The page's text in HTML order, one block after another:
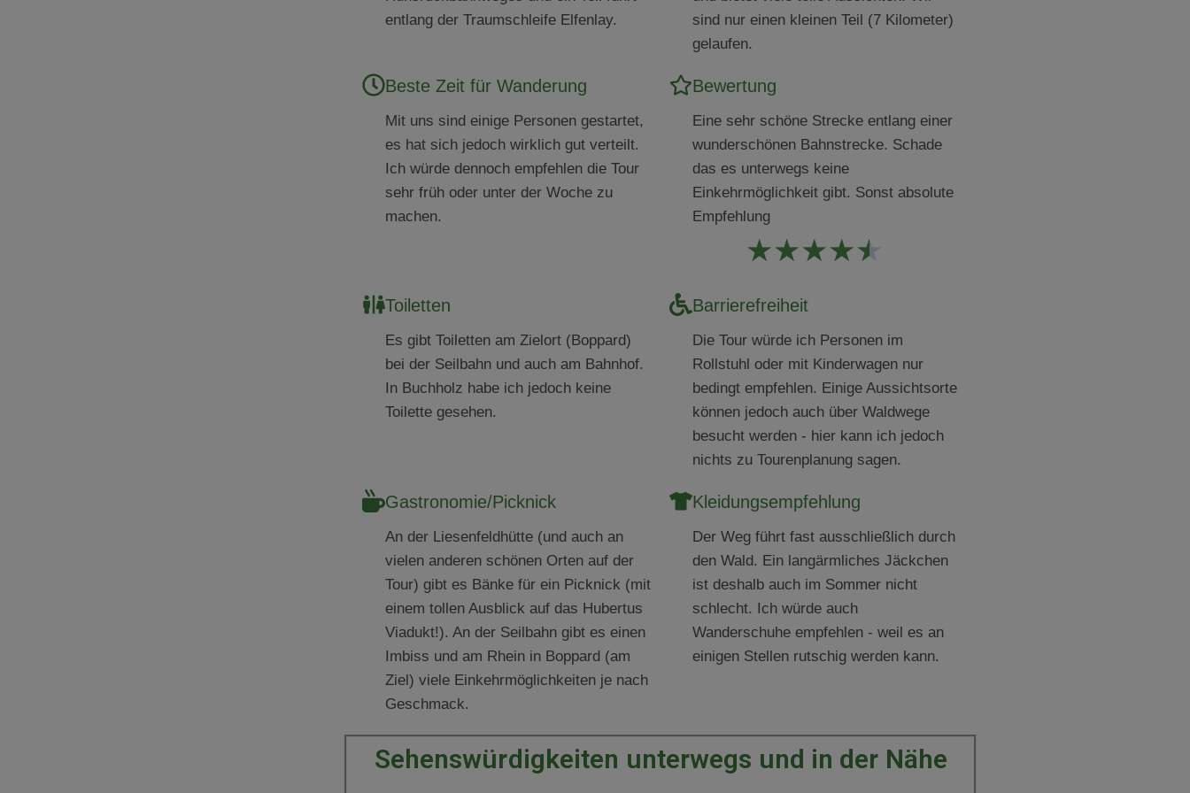
entlang der Traumschleife Elfenlay.
sind nur einen kleinen Teil (7 Kilometer)
gelaufen.
Beste Zeit für Wanderung
Mit uns sind einige Personen gestartet,
es hat sich jedoch wirklich gut verteilt.
Ich würde dennoch empfehlen die Tour
sehr früh oder unter der Woche zu
machen.
Bewertung
Eine sehr schöne Strecke entlang einer
wunderschönen Bahnstrecke. Schade
das es unterwegs keine
Einkehrmöglichkeit gibt. Sonst absolute
Empfehlung
★★★★★
Toiletten
Es gibt Toiletten am Zielort (Boppard)
bei der Seilbahn und auch am Bahnhof.
In Buchholz habe ich jedoch keine
Toilette gesehen.
Barrierefreiheit
Die Tour würde ich Personen im
Rollstuhl oder mit Kinderwagen nur
bedingt empfehlen. Einige Aussichtsorte
können jedoch auch über Waldwege
besucht werden - hier kann ich jedoch
nichts zu Tourenplanung sagen.
Gastronomie/Picknick
An der Liesenfeldhütte (und auch an
vielen anderen schönen Orten auf der
Tour) gibt es Bänke für ein Picknick (mit
einem tollen Ausblick auf das Hubertus
Viadukt!). An der Seilbahn gibt es einen
Imbiss und am Rhein in Boppard (am
Ziel) viele Einkehrmöglichkeiten je nach
Geschmack.
Kleidungsempfehlung
Der Weg führt fast ausschließlich durch
den Wald. Ein langärmliches Jäckchen
ist deshalb auch im Sommer nicht
schlecht. Ich würde auch
Wanderschuhe empfehlen - weil es an
einigen Stellen rutschig werden kann.
Sehenswürdigkeiten unterwegs und in der Nähe